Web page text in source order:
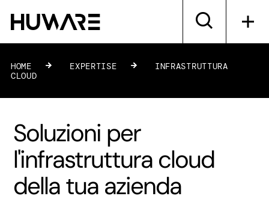
HOME » EXPERTISE »
INFRASTRUTTURA
CLOUD
Soluzioni per
l'infrastruttura cloud
della tua azienda